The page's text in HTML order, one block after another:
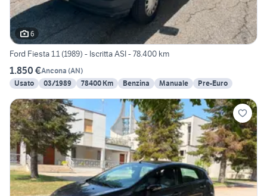
6
Ford Fiesta 1.1 (1989) - Iscritta ASI - 78.400 km
1.850 €Ancona (AN)
Usato
03/1989 78400 Km Benzina Manuale Pre-Euro